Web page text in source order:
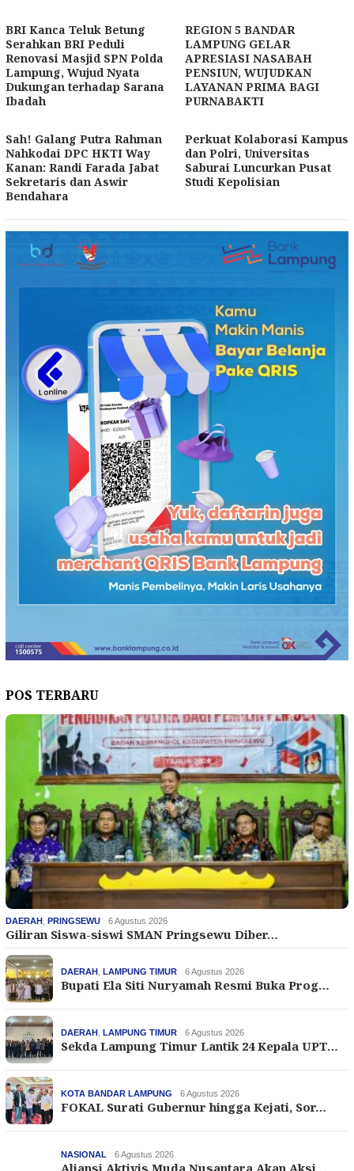
BRI Kanca Teluk Betung
Serahkan BRI Peduli
Renovasi Masjid SPN Polda
Lampung, Wujud Nyata
Dukungan terhadap Sarana
Ibadah
REGION 5 BANDAR
LAMPUNG GELAR
APRESIASI NASABAH
PENSIUN, WUJUDKAN
LAYANAN PRIMA BAGI
PURNABAKTI
Sah! Galang Putra Rahman
Nahkodai DPC HKTI Way
Kanan: Randi Farada Jabat
Sekretaris dan Aswir
Bendahara
Perkuat Kolaborasi Kampus
dan Polri, Universitas
Saburai Luncurkan Pusat
Studi Kepolisian
POS TERBARU
DAERAH PRINGSEWU 6 Agustus 2026
Giliran Siswa-siswi SMAN Pringsewu Diber…
DAERAH LAMPUNG TIMUR 6 Agustus 2026
Bupati Ela Siti Nuryamah Resmi Buka Prog…
DAERAH LAMPUNG TIMUR 6 Agustus 2026
Sekda Lampung Timur Lantik 24 Kepala UPT…
KOTA BANDAR LAMPUNG 6 Agustus 2026
FOKAL Surati Gubernur hingga Kejati, Sor…
NASIONAL 6 Agustus 2026